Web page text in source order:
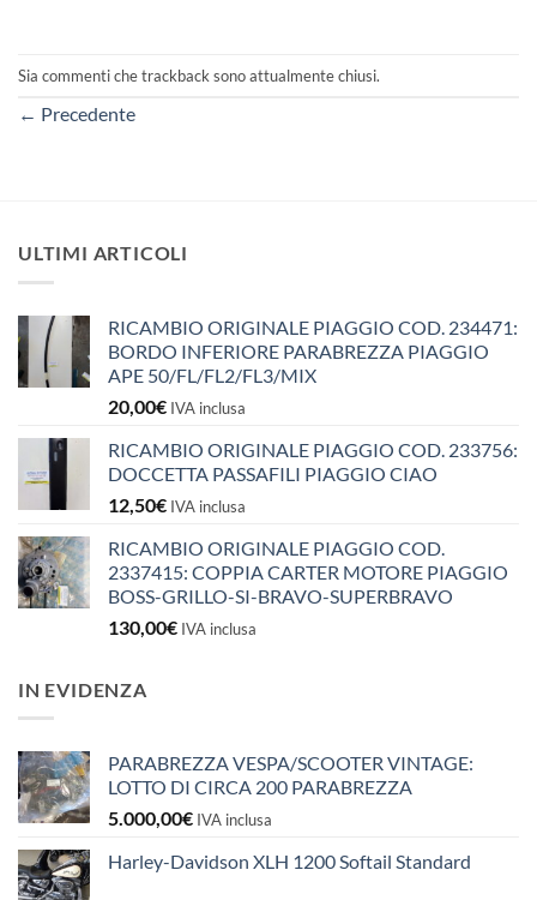
Sia commenti che trackback sono attualmente chiusi.
← Precedente
ULTIMI ARTICOLI
RICAMBIO ORIGINALE PIAGGIO COD. 234471:
BORDO INFERIORE PARABREZZA PIAGGIO
APE 50/FL/FL2/FL3/MIX
20,00€ IVA inclusa
RICAMBIO ORIGINALE PIAGGIO COD. 233756:
DOCCETTA PASSAFILI PIAGGIO CIAO
12,50€ IVA inclusa
RICAMBIO ORIGINALE PIAGGIO COD.
2337415: COPPIA CARTER MOTORE PIAGGIO
BOSS-GRILLO-SI-BRAVO-SUPERBRAVO
130,00€ IVA inclusa
IN EVIDENZA
PARABREZZA VESPA/SCOOTER VINTAGE:
LOTTO DI CIRCA 200 PARABREZZA
5.000,00€ IVA inclusa
Harley-Davidson XLH 1200 Softail Standard